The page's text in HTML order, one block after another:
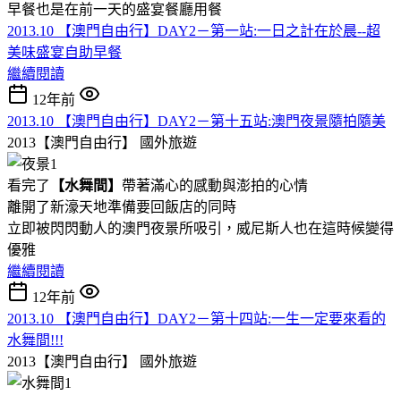
早餐也是在前一天的盛宴餐廳用餐
2013.10 【澳門自由行】DAY2－第一站:一日之計在於晨--超
美味盛宴自助早餐
繼續閱讀
12年前
2013.10 【澳門自由行】DAY2－第十五站:澳門夜景隨拍隨美
2013【澳門自由行】
國外旅遊
看完了 【水舞間】 帶著滿心的感動與澎拍的心情
離開了新濠天地準備要回飯店的同時
立即被閃閃動人的澳門夜景所吸引，威尼斯人也在這時候變得
優雅
繼續閱讀
12年前
2013.10 【澳門自由行】DAY2－第十四站:一生一定要來看的
水舞間!!!
2013【澳門自由行】
國外旅遊